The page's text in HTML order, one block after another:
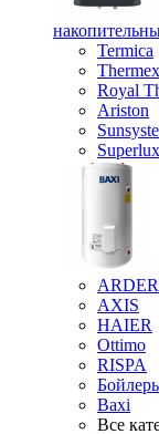
Termica
Thermex
Royal
Ariston
Superlux
AXIS
HAIER
Ottimo
RISPA
Baxi
Все